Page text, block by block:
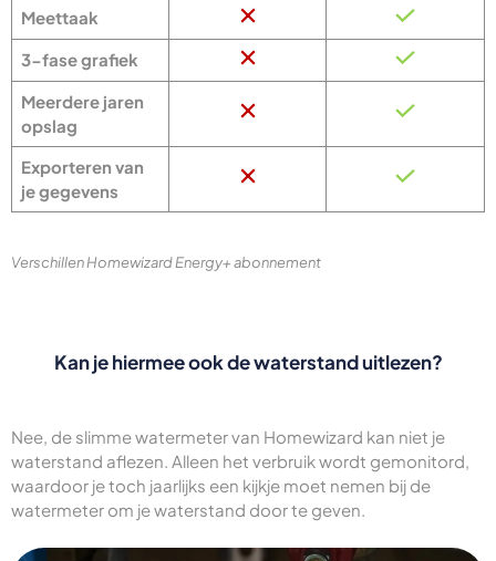
Meettaak
3-fase grafiek
Meerdere jaren
opslag
Exporteren van
je gegevens
Verschillen Homewizard Energy+ abonnement
Kan je hiermee ook de waterstand uitlezen?
Nee, de slimme watermeter van Homewizard kan niet je
waterstand aflezen. Alleen het verbruik wordt gemonitord,
waardoor je toch jaarlijks een kijkje moet nemen bij de
watermeter om je waterstand door te geven.